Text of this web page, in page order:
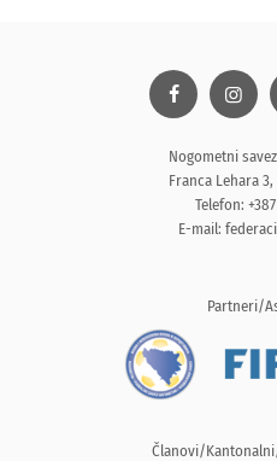
Nogometni
Franca Lehara
Telefon:
E-mail:
Partneri/
Članovi/